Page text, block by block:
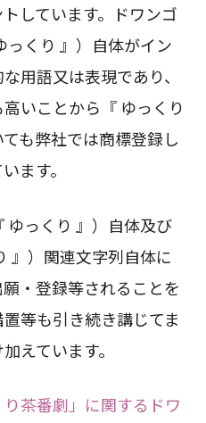
しています。ドワンゴ
っくり 』）自体がイン
用語又は表現であり、
いことから『 ゆっくり
も弊社では商標登録し
ます。
ゆっくり 』）自体及び
』）関連文字列自体に
・登録等されることを
等も引き続き講じてま
えています。
茶番劇」に関するドワ